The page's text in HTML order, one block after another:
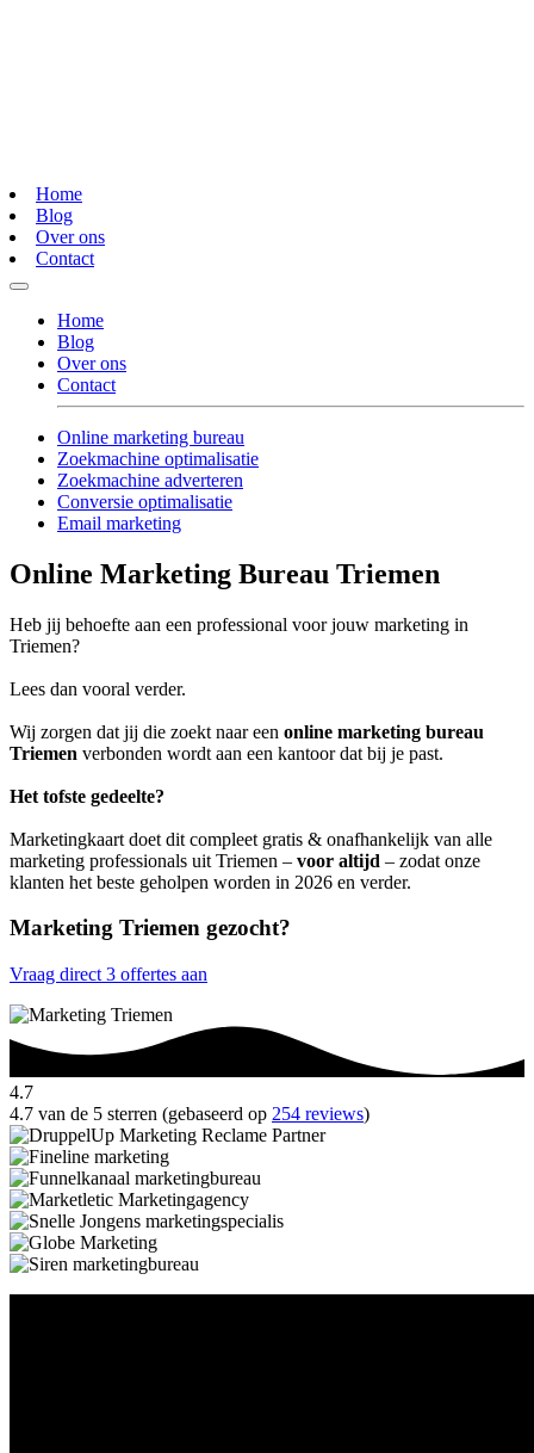
Home
Blog
Over ons
Contact
Home
Blog
Over ons
Contact
Online marketing bureau
Zoekmachine optimalisatie
Zoekmachine adverteren
Conversie optimalisatie
Email marketing
Online Marketing Bureau Triemen
Heb jij behoefte aan een professional voor jouw marketing in
Triemen?
Lees dan vooral verder.
Wij zorgen dat jij die zoekt naar een online marketing bureau
Triemen verbonden wordt aan een kantoor dat bij je past.
Het tofste gedeelte?
Marketingkaart doet dit compleet gratis & onafhankelijk van alle
marketing professionals uit Triemen – voor altijd – zodat onze
klanten het beste geholpen worden in 2026 en verder.
Marketing Triemen gezocht?
Vraag direct 3 offertes aan
4.7
4.7 van de 5 sterren (gebaseerd op 254 reviews)